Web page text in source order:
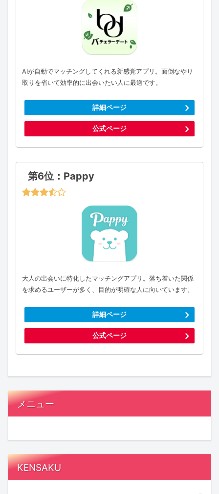
AIが自動でマッチングしてくれる新感覚アプリ。面倒なやり
取りを省いて効率的に出会いたい人に最適です。
詳細ページ
公式ページ
第6位：Pappy
大人の出会いに特化したマッチングアプリ。落ち着いた関係
を求めるユーザーが多く、目的が明確な人に向いています。
詳細ページ
公式ページ
メニュー
KENSAKU